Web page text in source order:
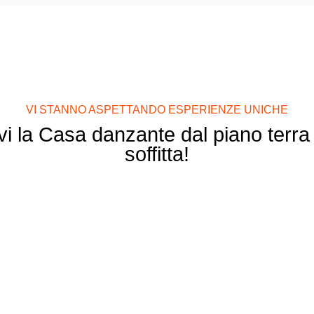
VI STANNO ASPETTANDO ESPERIENZE UNICHE
la Casa danzante dal piano
soffitta!